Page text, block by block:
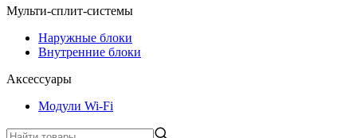
Мульти-сплит-системы
Наружные блоки
Внутренние блоки
Аксессуары
Модули Wi-Fi